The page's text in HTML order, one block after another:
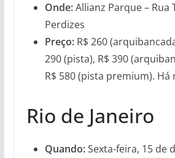
Onde:Allianz Parque – Rua
Perdizes
Preço:R$ 260
290 (pista), R$ 390
R$ 580 (pista premium). Há
Rio de Janeiro
Quando:Sexta-feira, 15 de